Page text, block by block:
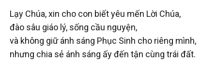
Lạy Chúa, xin cho con biết yêu mến Lời Chúa,
đào sâu giáo lý, sống cầu nguyện,
và không giữ ánh sáng Phục Sinh cho riêng mình,
nhưng chia sẻ ánh sáng ấy đến tận cùng trái đất.